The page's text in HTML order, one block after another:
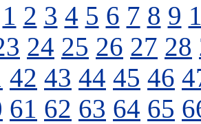
1 2 3 4 5 6 7 8 9
24 25 26 27 28
42 43 44 45 46
61 62 63 64 65